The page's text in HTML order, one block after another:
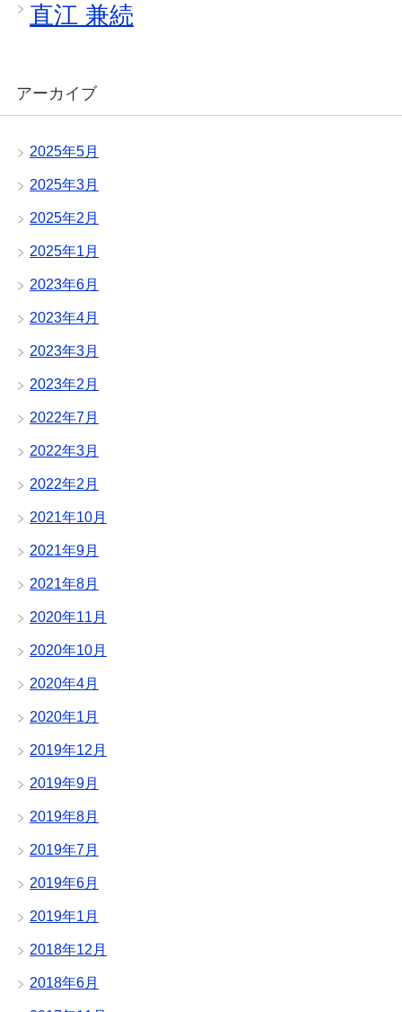
直江 兼続
アーカイブ
2025年5月
2025年3月
2025年2月
2025年1月
2023年6月
2023年4月
2023年3月
2023年2月
2022年7月
2022年3月
2022年2月
2021年10月
2021年9月
2021年8月
2020年11月
2020年10月
2020年4月
2020年1月
2019年12月
2019年9月
2019年8月
2019年7月
2019年6月
2019年1月
2018年12月
2018年6月